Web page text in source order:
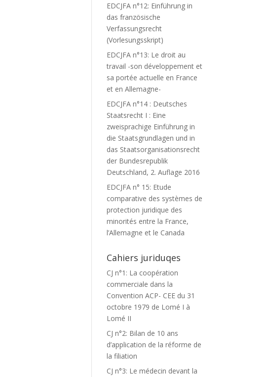
EDCJFA n°12: Einführung in
das französische
Verfassungsrecht
(Vorlesungsskript)
EDCJFA n°13: Le droit au
travail -son développement et
sa portée actuelle en France
et en Allemagne-
EDCJFA n°14 : Deutsches
Staatsrecht I : Eine
zweisprachige Einführung in
die Staatsgrundlagen und in
das Staatsorganisationsrecht
der Bundesrepublik
Deutschland, 2. Auflage 2016
EDCJFA n° 15: Etude
comparative des systèmes de
protection juridique des
minorités entre la France,
l’Allemagne et le Canada
Cahiers juriduqes
CJ n°1: La coopération
commerciale dans la
Convention ACP- CEE du 31
octobre 1979 de Lomé I à
Lomé II
CJ n°2: Bilan de 10 ans
d’application de la réforme de
la filiation
CJ n°3: Le médecin devant la